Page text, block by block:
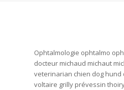
Ophtalmologie ophtalmo
docteur michaud michaut
veterinarian chien dog
voltaire grilly prévessin